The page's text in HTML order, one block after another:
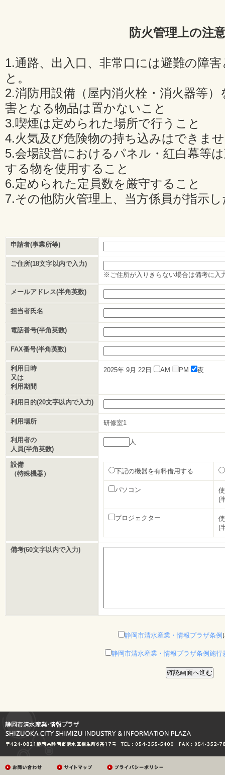
防火管理上の注
1.通路、出入口、非常口には避難の障
と。
2.消防用設備（屋内消火栓・消火器等
害となる物品は置かないこと
3.喫煙は定められた場所で行うこと
4.火気及び危険物の持ち込みはできま
5.会場設営におけるパネル・紅白幕等
する物を使用すること
6.定められた定員数を厳守すること
7.その他防火管理上、当方係員が指示
申請者(事業所等)
ご住所(18文字以内で入力)
※ご住所が入りきらない場合は備考に入
メールアドレス(半角英数)
担当者氏名
電話番号(半角英数)
FAX番号(半角英数)
利用日時
又は
利用期間
2025年 9月 22日 AM PM 夜
利用目的(20文字以内で入力)
利用場所 研修室1
利用者の
人員(半角英数)
人
設備
（特殊機器）
下記の機器を有料借用する
パソコン
(
プロジェクター
(
備考(60文字以内で入力)
静岡市清水産業・情報プラザ条例
静岡市清水産業・情報プラザ条例施行